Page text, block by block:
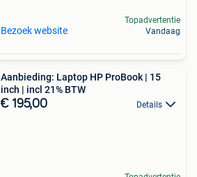
Bezoek website
Topadvertentie
Vandaag
Aanbieding: Laptop HP ProBook | 15
inch | incl 21% BTW
€ 195,00 Details